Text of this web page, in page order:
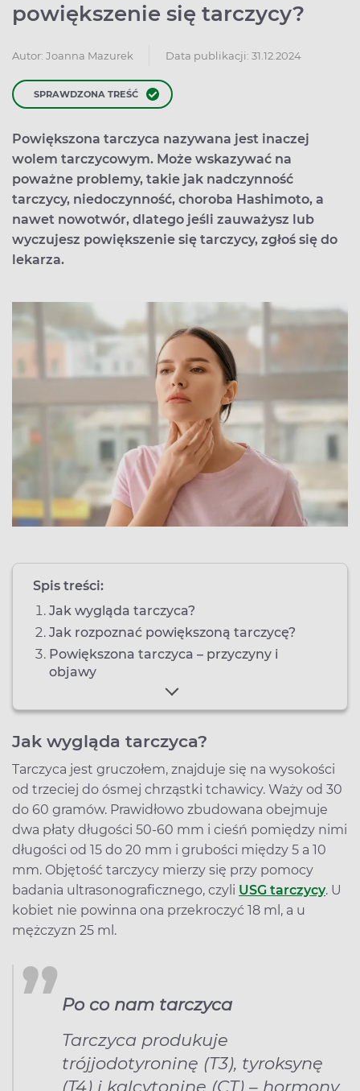
powiększenie się tarczycy?
Autor: Joanna Mazurek Data publikacji: 31.12.2024
SPRAWDZONA TREŚĆ
Powiększona tarczyca nazywana jest inaczej
wolem tarczycowym. Może wskazywać na
poważne problemy, takie jak nadczynność
tarczycy, niedoczynność, choroba Hashimoto, a
nawet nowotwór, dlatego jeśli zauważysz lub
wyczujesz powiększenie się tarczycy, zgłoś się do
lekarza.
Spis treści:
Jak wygląda tarczyca?
Jak rozpoznać powiększoną tarczycę?
Powiększona tarczyca – przyczyny i
objawy
Jak wygląda tarczyca?
Tarczyca jest gruczołem, znajduje się na wysokości
od trzeciej do ósmej chrząstki tchawicy. Waży od 30
do 60 gramów. Prawidłowo zbudowana obejmuje
dwa płaty długości 50-60 mm i cieśń pomiędzy nimi
długości od 15 do 20 mm i grubości między 5 a 10
mm. Objętość tarczycy mierzy się przy pomocy
badania ultrasonograficznego, czyli USG tarczycy. U
kobiet nie powinna ona przekroczyć 18 ml, a u
mężczyzn 25 ml.
Po co nam tarczyca
Tarczyca produkuje
trójjodotyroninę (T3), tyroksynę
(T4) i kalcytoninę (CT) – hormony